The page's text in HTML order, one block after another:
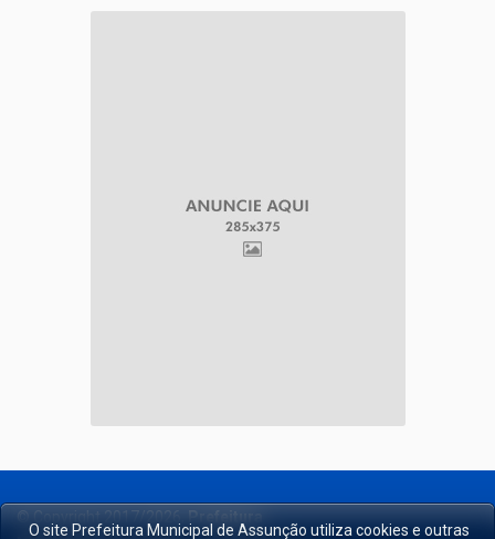
© Copyright 2017/2026, Prefeitura
O site Prefeitura Municipal de Assunção utiliza cookies e outras